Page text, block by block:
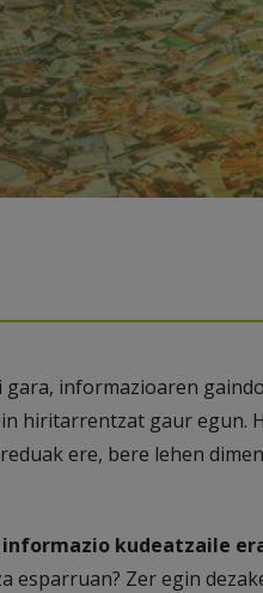
gara, informazioaren
hiritarrentzat gaur egun.
ere, bere lehen
informazio kudeatzaile
esparruan? Zer egin